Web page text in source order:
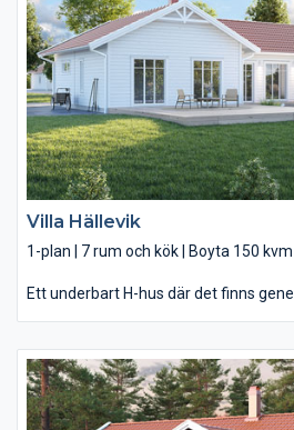
dubbeldörrarna. Här värmer solen
sena sommarkvällar. Sväng vänster i
plats för den stora familjen, med fyra
badrum och ett gemensamt rum
sidan. Och med ert nya sovrum –
har du både generöst med plats för
klädkammare.
Villa Hällevik
1-plan | 7 rum och kök | Boyta 150
Ett underbart H-hus där det finns
utrymme att umgås på – både
centrum ligger matplatsen – ljuset
fönsterpartierna möter dig redan när
Här har du också drömköket, med